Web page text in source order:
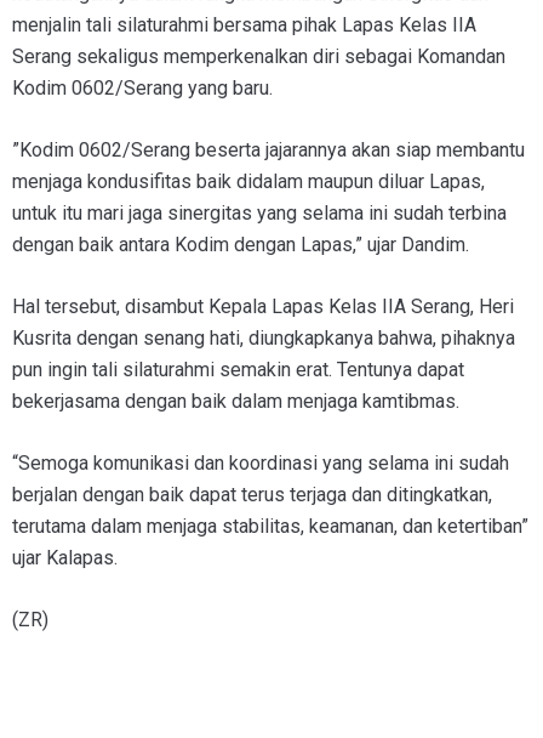
menjalin tali silaturahmi bersama pihak Lapas Kelas IIA
Serang sekaligus memperkenalkan diri sebagai Komandan
Kodim 0602/Serang yang baru.
”Kodim 0602/Serang beserta jajarannya akan siap membantu
menjaga kondusifitas baik didalam maupun diluar Lapas,
untuk itu mari jaga sinergitas yang selama ini sudah terbina
dengan baik antara Kodim dengan Lapas,” ujar Dandim.
Hal tersebut, disambut Kepala Lapas Kelas IIA Serang, Heri
Kusrita dengan senang hati, diungkapkanya bahwa, pihaknya
pun ingin tali silaturahmi semakin erat. Tentunya dapat
bekerjasama dengan baik dalam menjaga kamtibmas.
“Semoga komunikasi dan koordinasi yang selama ini sudah
berjalan dengan baik dapat terus terjaga dan ditingkatkan,
terutama dalam menjaga stabilitas, keamanan, dan ketertiban”
ujar Kalapas.
(ZR)